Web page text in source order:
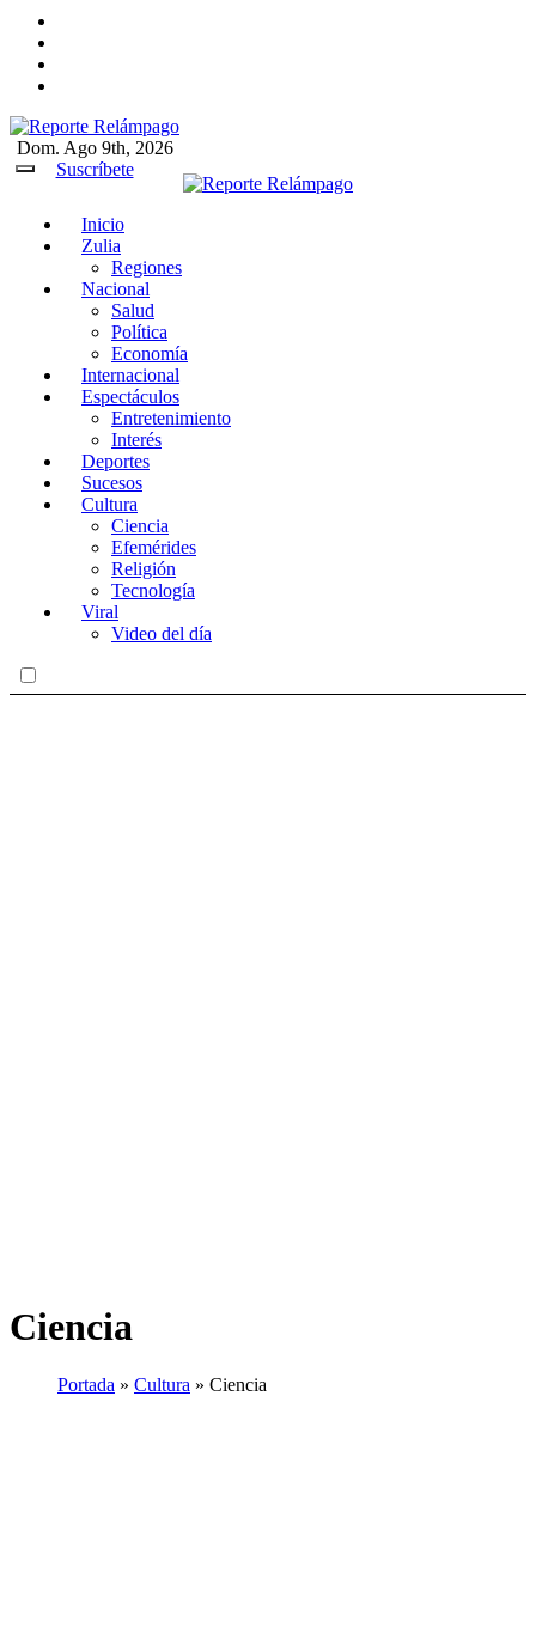
Reporte Relámpago
Claridad y rigor en cada noticia
Dom. Ago 9th, 2026
Suscríbete
Inicio
Zulia
Regiones
Nacional
Salud
Política
Economía
Internacional
Espectáculos
Entretenimiento
Interés
Deportes
Sucesos
Cultura
Ciencia
Efemérides
Religión
Tecnología
Viral
Video del día
Ciencia
Portada » Cultura » Ciencia